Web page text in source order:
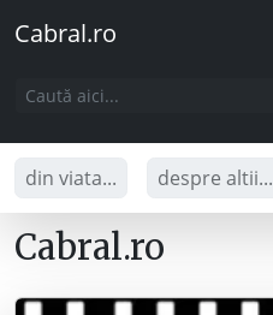
Cabral.ro
din viata... despre altii...
Cabral.ro